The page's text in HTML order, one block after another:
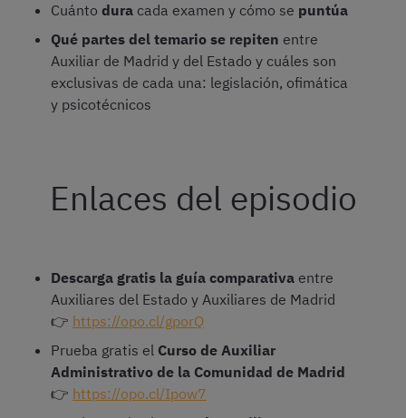
Cuánto dura cada examen y cómo se puntúa
Qué partes del temario se repiten entre
Auxiliar de Madrid y del Estado y cuáles son
exclusivas de cada una: legislación, ofimática
y psicotécnicos
Enlaces del episodio
Descarga gratis la guía comparativa entre
Auxiliares del Estado y Auxiliares de Madrid
👉 https://opo.cl/gporQ
Prueba gratis el Curso de Auxiliar
Administrativo de la Comunidad de Madrid
👉 https://opo.cl/Ipow7